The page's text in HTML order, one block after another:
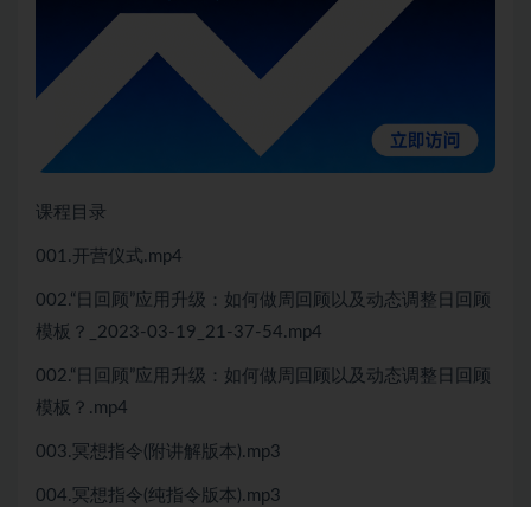
课程目录
001.开营仪式.mp4
002.“日回顾”应用升级：如何做周回顾以及动态调整日回顾
模板？_2023-03-19_21-37-54.mp4
002.“日回顾”应用升级：如何做周回顾以及动态调整日回顾
模板？.mp4
003.冥想指令(附讲解版本).mp3
004.冥想指令(纯指令版本).mp3